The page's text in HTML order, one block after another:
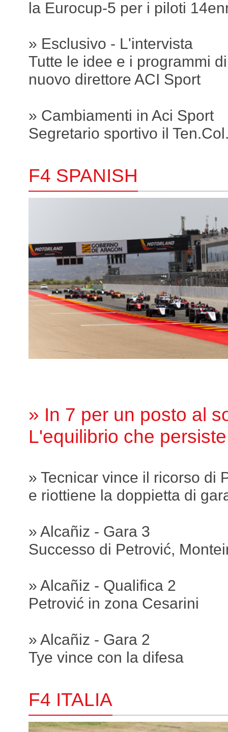
la Eurocup-5 per i piloti
» Esclusivo - L'intervista
Tutte le idee e i programmi
nuovo direttore ACI Sport
» Cambiamenti in Aci Sport
Segretario sportivo il
F4 SPANISH
» In 7 per un posto al
L'equilibrio che persiste
» Tecnicar vince il ricorso di
e riottiene la doppietta di
» Alcañiz - Gara 3
Successo di Petrović,
» Alcañiz - Qualifica 2
Petrović in zona Cesarini
» Alcañiz - Gara 2
Tye vince con la difesa
F4 ITALIA